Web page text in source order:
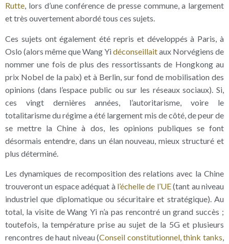
Rutte, lors d’une conférence de presse commune, a largement
et très ouvertement abordé tous ces sujets.
Ces sujets ont également été repris et développés à Paris, à
Oslo (alors même que Wang Yidéconseillaitaux Norvégiens de
nommer une fois de plus des ressortissants de Hongkong au
prix Nobel de la paix) et à Berlin, sur fond de mobilisation des
opinions (dans l’espace public ou sur les réseaux sociaux). Si,
ces vingt dernières années, l’autoritarisme, voire le
totalitarisme du régime a été largement mis de côté, de peur de
se mettre la Chine à dos, les opinions publiques se font
désormais entendre, dans un élan nouveau, mieux structuré et
plus déterminé.
Les dynamiques de recomposition des relations avec la Chine
trouveront un espace adéquat à l’échelle de l’UE(tant au niveau
industriel que diplomatique ou sécuritaire et stratégique). Au
total, la visite de Wang Yi n’a pas rencontré un grand succès ;
toutefois, la température prise au sujet de la 5G et plusieurs
rencontres de haut niveau (Conseil constitutionnel,think tanks,